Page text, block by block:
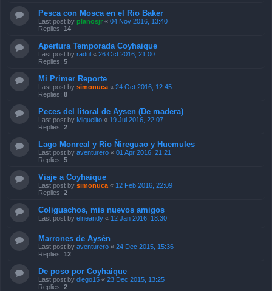
Pesca con Mosca en el Rio Baker
Last post by planosjr « 04 Nov 2016, 13:40
Replies: 14
Apertura Temporada Coyhaique
Last post by radul « 26 Oct 2016, 21:00
Replies: 5
Mi Primer Reporte
Last post by simonuca « 24 Oct 2016, 12:45
Replies: 8
Peces del litoral de Aysen (De madera)
Last post by Miguelito « 19 Jul 2016, 22:07
Replies: 2
Lago Monreal y Rio Ñireguao y Huemules
Last post by aventurero « 01 Apr 2016, 21:21
Replies: 5
Viaje a Coyhaique
Last post by simonuca « 12 Feb 2016, 22:09
Replies: 2
Coliguachos, mis nuevos amigos
Last post by elneandy « 12 Jan 2016, 18:30
Marrones de Aysén
Last post by aventurero « 24 Dec 2015, 15:36
Replies: 12
De poso por Coyhaique
Last post by diego15 « 23 Dec 2015, 13:25
Replies: 2